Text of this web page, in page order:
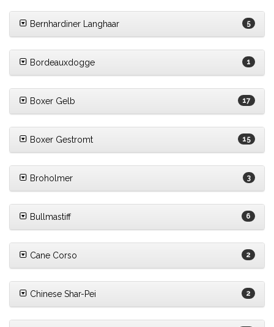
Bernhardiner Langhaar 5
Bordeauxdogge 1
Boxer Gelb 17
Boxer Gestromt 15
Broholmer 3
Bullmastiff 6
Cane Corso 2
Chinese Shar-Pei 2